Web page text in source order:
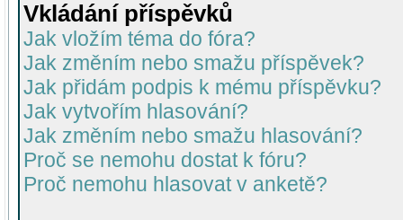
Vkládání příspěvků
Jak vložím téma do fóra?
Jak změním nebo smažu příspěvek?
Jak přidám podpis k mému příspěvku?
Jak vytvořím hlasování?
Jak změním nebo smažu hlasování?
Proč se nemohu dostat k fóru?
Proč nemohu hlasovat v anketě?